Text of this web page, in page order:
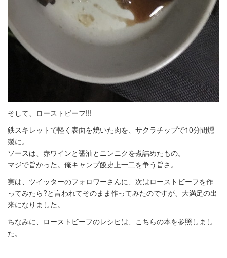
そして、ローストビーフ!!!
鉄スキレットで軽く表面を焼いた肉を、サクラチップで10分間燻
製に。
ソースは、赤ワインと醤油とニンニクを煮詰めたもの。
マジで旨かった。俺キャンプ飯史上一二を争う旨さ。
実は、ツイッターのフォロワーさんに、次はローストビーフを作
ってみたら?と言われてそのまま作ってみたのですが、大満足の出
来になりました。
ちなみに、ローストビーフのレシピは、こちらの本を参照しまし
た。